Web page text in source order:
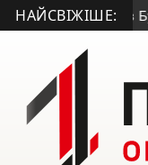
НАЙСВІЖІШЕ:
БпЛА із Бучаччини